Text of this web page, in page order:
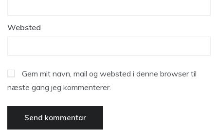
Websted
Gem mit navn, mail og websted i denne browser til
næste gang jeg kommenterer.